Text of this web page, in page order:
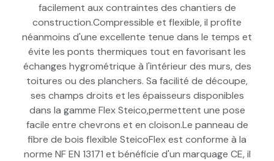
facilement aux contraintes des chantiers de
construction.Compressible et flexible, il profite
néanmoins d'une excellente tenue dans le temps et
évite les ponts thermiques tout en favorisant les
échanges hygrométrique à l'intérieur des murs, des
toitures ou des planchers. Sa facilité de découpe,
ses champs droits et les épaisseurs disponibles
dans la gamme Flex Steico,permettent une pose
facile entre chevrons et en cloison.Le panneau de
fibre de bois flexible SteicoFlex est conforme à la
norme NF EN 13171 et bénéficie d'un marquage CE, il